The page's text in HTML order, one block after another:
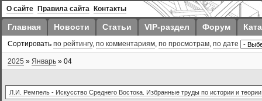
О сайте Правила сайта Контакты
Главная Новости Статьи VIP-раздел Форум
Сортировать по рейтингу, по комментариям, по просмотрам, по дате
2025 » Январь » 04
Л.И. Ремпель - Искусство Среднего Востока. Избранные труды по истории и теории